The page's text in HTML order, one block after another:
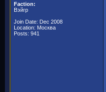
Faction:
Вэйгр
Join Date: Dec 2008
Location: Москва
Posts: 941